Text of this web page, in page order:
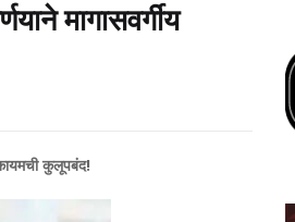
मागासवर्गीय
कायमची कुलूपबंद!